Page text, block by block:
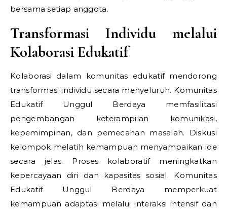
bersama setiap anggota.
Transformasi Individu melalui
Kolaborasi Edukatif
Kolaborasi dalam komunitas edukatif mendorong
transformasi individu secara menyeluruh. Komunitas
Edukatif Unggul Berdaya memfasilitasi
pengembangan keterampilan komunikasi,
kepemimpinan, dan pemecahan masalah. Diskusi
kelompok melatih kemampuan menyampaikan ide
secara jelas. Proses kolaboratif meningkatkan
kepercayaan diri dan kapasitas sosial. Komunitas
Edukatif Unggul Berdaya memperkuat
kemampuan adaptasi melalui interaksi intensif dan